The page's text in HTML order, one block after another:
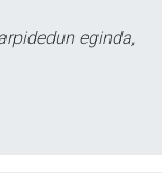
eginda,